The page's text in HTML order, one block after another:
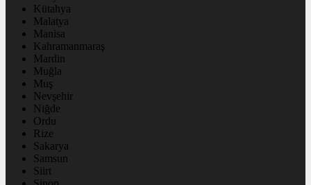
Kütahya
Malatya
Manisa
Kahramanmaraş
Mardin
Muğla
Muş
Nevşehir
Niğde
Ordu
Rize
Sakarya
Samsun
Siirt